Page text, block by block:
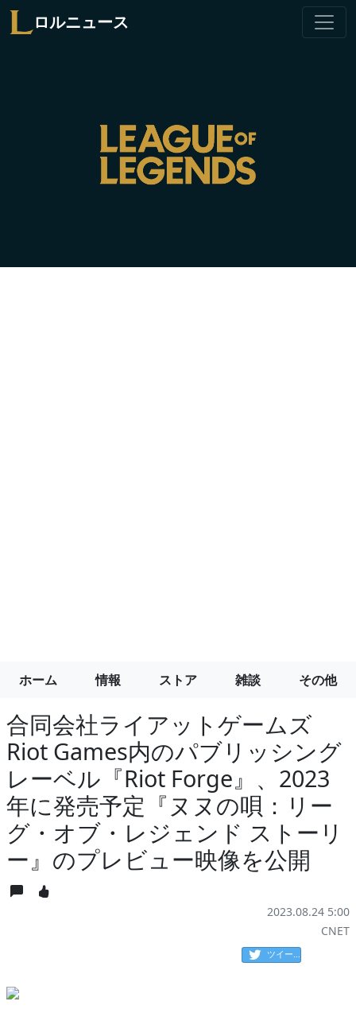
ロルニュース
ホーム 情報 ストア 雑談 その他
合同会社ライアットゲームズ
Riot Games内のパブリッシング
レーベル『Riot Forge』、2023
年に発売予定『ヌヌの唄：リー
グ・オブ・レジェンド ストーリ
ー』のプレビュー映像を公開
2023.08.24 5:00
CNET
ツイート